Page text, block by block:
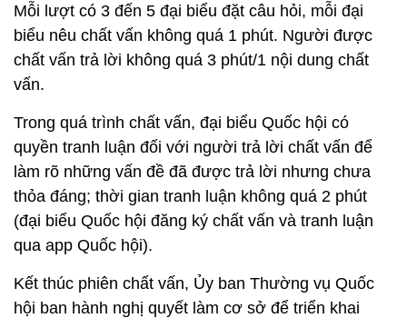
Mỗi lượt có 3 đến 5 đại biểu đặt câu hỏi, mỗi đại
biểu nêu chất vấn không quá 1 phút. Người được
chất vấn trả lời không quá 3 phút/1 nội dung chất
vấn.
Trong quá trình chất vấn, đại biểu Quốc hội có
quyền tranh luận đối với người trả lời chất vấn để
làm rõ những vấn đề đã được trả lời nhưng chưa
thỏa đáng; thời gian tranh luận không quá 2 phút
(đại biểu Quốc hội đăng ký chất vấn và tranh luận
qua app Quốc hội).
Kết thúc phiên chất vấn, Ủy ban Thường vụ Quốc
hội ban hành nghị quyết làm cơ sở để triển khai